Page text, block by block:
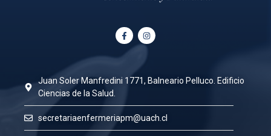
Juan Soler Manfredini 1771, Balneario Pelluco. Edificio
Ciencias de la Salud.
secretariaenfermeriapm@uach.cl